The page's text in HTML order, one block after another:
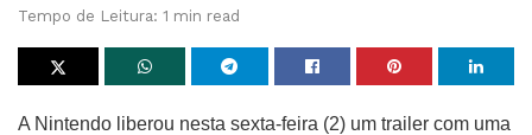
Tempo de Leitura: 1 min read
A Nintendo liberou nesta sexta-feira (2) um trailer com uma